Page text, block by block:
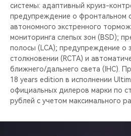
системы: адаптивный круиз-
предупреждение о фронтальном
автономного экстренного
мониторинга слепых зон (BSD);
полосы (LCA); предупреждение о
столкновении (RCTA) и
ближнего/дальнего света (IHC).
18 years edition в исполнении
официальных дилеров марки по
рублей c учетом максимального